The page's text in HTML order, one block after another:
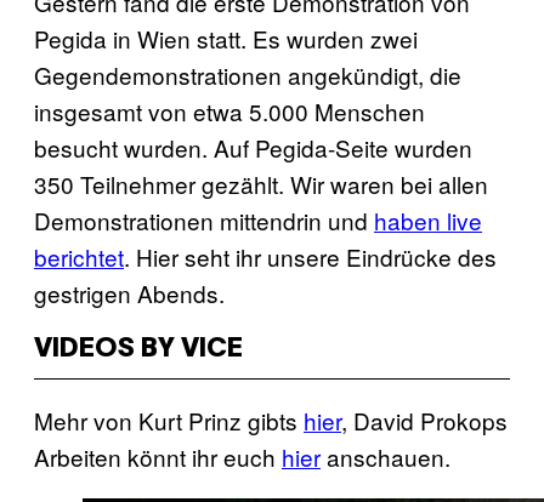
Pegida in Wien statt. Es wurden zwei
Gegendemonstrationen angekündigt, die
insgesamt von etwa 5.000 Menschen
besucht wurden. Auf Pegida-Seite wurden
350 Teilnehmer gezählt. Wir waren bei allen
Demonstrationen mittendrin und haben live
berichtet. Hier seht ihr unsere Eindrücke des
gestrigen Abends.
VIDEOS BY VICE
Mehr von Kurt Prinz gibts hier, David Prokops
Arbeiten könnt ihr euch hieranschauen.